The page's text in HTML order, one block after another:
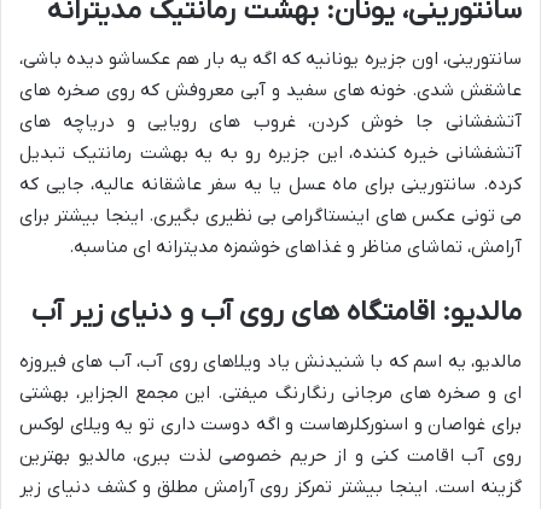
سانتورینی، یونان: بهشت رمانتیک مدیترانه
سانتورینی، اون جزیره یونانیه که اگه یه بار هم عکساشو دیده باشی،
عاشقش شدی. خونه های سفید و آبی معروفش که روی صخره های
آتشفشانی جا خوش کردن، غروب های رویایی و دریاچه های
آتشفشانی خیره کننده، این جزیره رو به یه بهشت رمانتیک تبدیل
کرده. سانتورینی برای ماه عسل یا یه سفر عاشقانه عالیه، جایی که
می تونی عکس های اینستاگرامی بی نظیری بگیری. اینجا بیشتر برای
آرامش، تماشای مناظر و غذاهای خوشمزه مدیترانه ای مناسبه.
مالدیو: اقامتگاه های روی آب و دنیای زیر آب
مالدیو، یه اسم که با شنیدنش یاد ویلاهای روی آب، آب های فیروزه
ای و صخره های مرجانی رنگارنگ میفتی. این مجمع الجزایر، بهشتی
برای غواصان و اسنورکلرهاست و اگه دوست داری تو یه ویلای لوکس
روی آب اقامت کنی و از حریم خصوصی لذت ببری، مالدیو بهترین
گزینه است. اینجا بیشتر تمرکز روی آرامش مطلق و کشف دنیای زیر